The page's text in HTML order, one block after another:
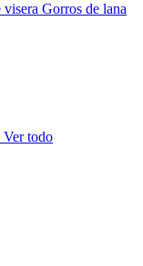
visera Gorros de lana
Ver todo